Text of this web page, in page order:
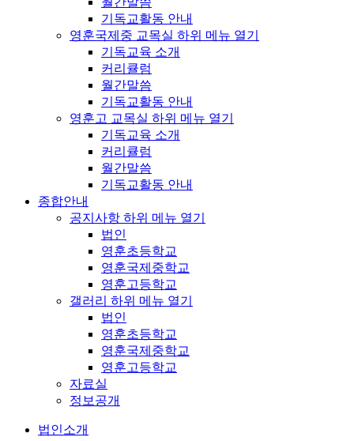
기독교활동 안내
영훈국제중 교목실 하위 메뉴 열기
기독교육 소개
커리큘럼
월간말씀
기독교활동 안내
영훈고 교목실 하위 메뉴 열기
기독교육 소개
커리큘럼
월간말씀
기독교활동 안내
종합안내
공지사항 하위 메뉴 열기
법인
영훈초등학교
영훈국제중학교
영훈고등학교
갤러리 하위 메뉴 열기
법인
영훈초등학교
영훈국제중학교
영훈고등학교
자료실
정보공개
법인소개